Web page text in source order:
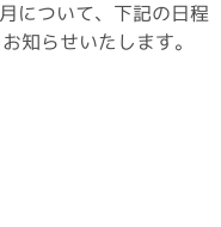
について、下記の日程
知らせいたします。